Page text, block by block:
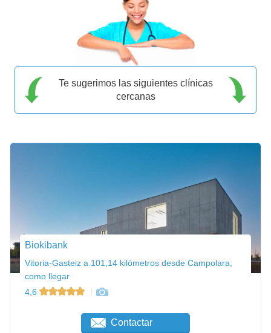
Te sugerimos las siguientes clínicas
cercanas
Biokibank
Vitoria-Gasteiz a 101,14 kilómetros desde Campolara,
como llegar
4,6
Contactar